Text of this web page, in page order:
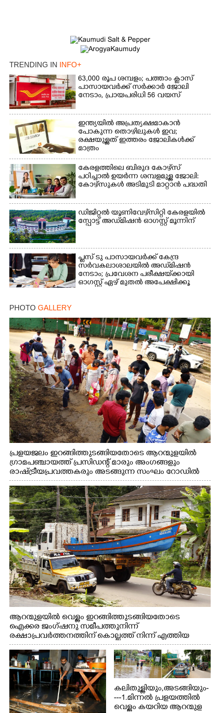
TRENDING IN INFO+
63,000 രൂപ ശമ്പളം; പത്താം ക്ലാസ്
പാസായവർക്ക് സർക്കാർ ജോലി
നേടാം, പ്രായപരിധി 56 വയസ്
ഇന്ത്യയിൽ അപ്രത്യക്ഷമാകാൻ
പോകുന്ന തൊഴിലുകൾ ഇവ;
രക്ഷയുള്ളത് ഇത്തരം ജോലികൾക്ക്
മാത്രം
കേരളത്തിലെ ബിരുദ കോഴ്സ്
പഠിച്ചാൽ ഉയർന്ന ശമ്പളമുള്ള ജോലി:​
കോഴ്സുകൾ അടിമുടി മാറ്റാൻ പദ്ധതി
ഡിജിറ്റൽ യൂണിവേഴ്‌സിറ്റി കേരളയിൽ
സ്പോ‌ട്ട് അഡ്‌മിഷൻ ഓഗസ്റ്റ് മൂന്നിന്
പ്ലസ് ടു പാസായവർക്ക് കേന്ദ്ര
സർവകലാശാലയിൽ അഡ്‌മിഷൻ
നേടാം; പ്രവേശന പരീക്ഷയ്‌ക്കായി
ഓഗസ്റ്റ് ഏഴ് മുതൽ അപേക്ഷിക്കൂ
PHOTO GALLERY
പ്രളയജലം ഇറങ്ങിത്തുടങ്ങിയതോടെ ആറന്മുളയിൽ
ഗ്രാമപഞ്ചായത്ത് പ്രസിഡന്റ് മാരും അംഗങ്ങളും
രാഷ്ട്രീയപ്രവത്തകരും അടങ്ങുന്ന സംഘം റോഡിൽ
അടിഞ്ഞ് കൂടിയ ചെളിയും മണ്ണും മറ്റ് മാലിന്യങ്ങളും
നീക്കം ചെയ്യുന്നു.
ആറന്മുളയിൽ വെള്ളം ഇറങ്ങിത്തുടങ്ങിയതോടെ
ഐക്കര ജംഗ്ഷനു സമീപത്തുനിന്ന്
രക്ഷാപ്രവർത്തനത്തിന് കൊല്ലത്ത് നിന്ന് എത്തിയ
ബോട്ടുകൾ തിരികെക്കൊണ്ടുപോകുന്നു.
കലിതുള്ളിയും,അടങ്ങിയും-
---1.മിന്നൽ പ്രളയത്തിൽ
വെള്ളം കയറിയ ആറന്മുള
Share this link
Copy Link